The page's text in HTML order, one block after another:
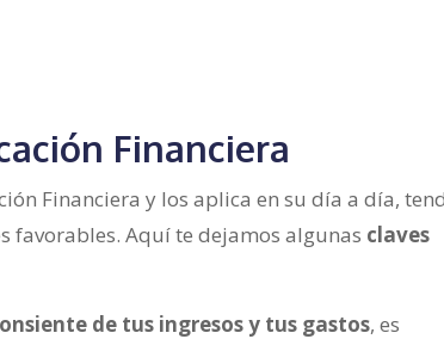
Financiera
Financiera y los aplica en su día a día,
favorables. Aquí te dejamos algunas claves
de tus ingresos y tus gastos, es